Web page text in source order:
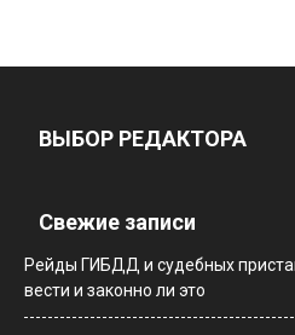
ВЫБОР РЕДАКТОРА
Свежие записи
Рейды ГИБДД и судебных
вести и законно ли это